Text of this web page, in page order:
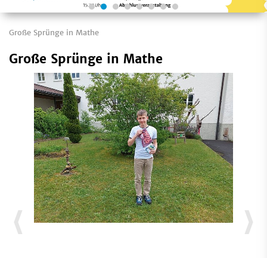
Große Sprünge in Mathe
Große Sprünge in Mathe